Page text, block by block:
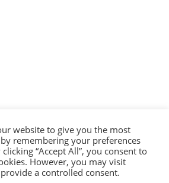
website to give you the most
remembering your preferences
“Accept All”, you consent to
However, you may visit
a controlled consent.